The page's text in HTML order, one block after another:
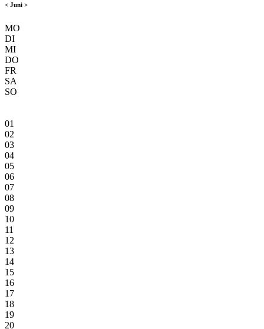
< Juni >
MO
DI
MI
DO
FR
SA
SO
01
02
03
04
05
06
07
08
09
10
11
12
13
14
15
16
17
18
19
20